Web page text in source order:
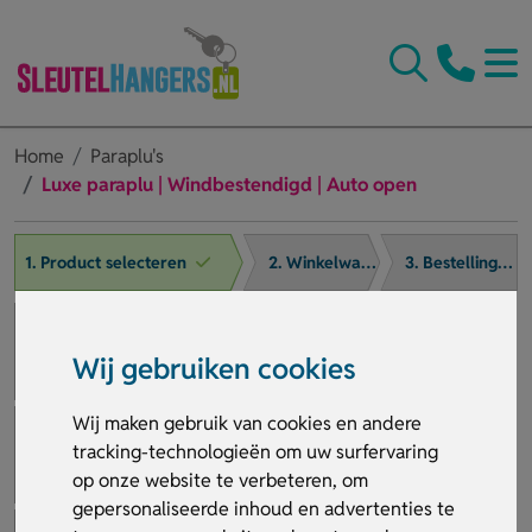
Wij gebruiken cookies
Wij maken gebruik van cookies en andere
tracking-technologieën om uw surfervaring
op onze website te verbeteren, om
gepersonaliseerde inhoud en advertenties te
Home
Paraplu's
Luxe paraplu | Windbestendigd | Auto open
1. Product selecteren 2. Winkelwagen 3. Bestelling afronden